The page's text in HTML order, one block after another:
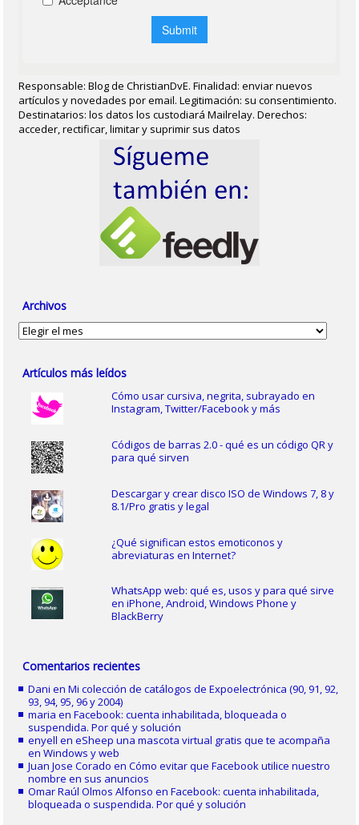
Responsable: Blog de ChristianDvE. Finalidad: enviar nuevos
artículos y novedades por email. Legitimación: su consentimiento.
Destinatarios: los datos los custodiará Mailrelay. Derechos:
acceder, rectificar, limitar y suprimir sus datos
Archivos
Archivos
Artículos más leídos
Cómo usar cursiva, negrita, subrayado en
Instagram, Twitter/Facebook y más
Códigos de barras 2.0 - qué es un código QR y
para qué sirven
Descargar y crear disco ISO de Windows 7, 8 y
8.1/Pro gratis y legal
¿Qué significan estos emoticonos y
abreviaturas en Internet?
WhatsApp web: qué es, usos y para qué sirve
en iPhone, Android, Windows Phone y
BlackBerry
Comentarios recientes
Dani enMi colección de catálogos de Expoelectrónica (90, 91, 92,
93, 94, 95, 96 y 2004)
maria enFacebook: cuenta inhabilitada, bloqueada o
suspendida. Por qué y solución
enyell eneSheep una mascota virtual gratis que te acompaña
en Windows y web
Juan Jose Corado enCómo evitar que Facebook utilice nuestro
nombre en sus anuncios
Omar Raúl Olmos Alfonso enFacebook: cuenta inhabilitada,
bloqueada o suspendida. Por qué y solución